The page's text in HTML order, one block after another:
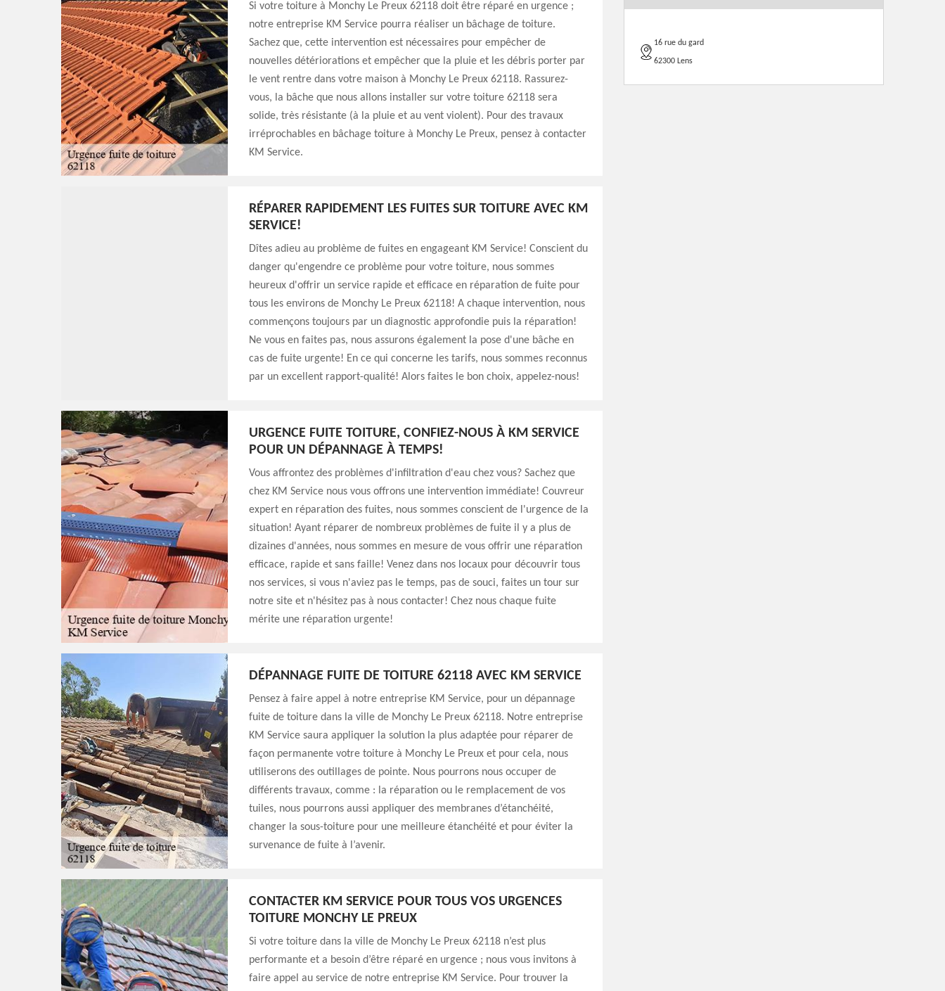
Si votre toiture à Monchy Le Preux 62118 doit être réparé en urgence ;
notre entreprise KM Service pourra réaliser un bâchage de toiture.
Sachez que, cette intervention est nécessaires pour empêcher de
nouvelles détériorations et empêcher que la pluie et les débris porter par
le vent rentre dans votre maison à Monchy Le Preux 62118. Rassurez-
vous, la bâche que nous allons installer sur votre toiture 62118 sera
solide, très résistante (à la pluie et au vent violent). Pour des travaux
irréprochables en bâchage toiture à Monchy Le Preux, pensez à contacter
KM Service.
RÉPARER RAPIDEMENT LES FUITES SUR TOITURE AVEC KM
SERVICE!
Dîtes adieu au problème de fuites en engageant KM Service! Conscient du
danger qu'engendre ce problème pour votre toiture, nous sommes
heureux d'offrir un service rapide et efficace en réparation de fuite pour
tous les environs de Monchy Le Preux 62118! A chaque intervention, nous
commençons toujours par un diagnostic approfondie puis la réparation!
Ne vous en faites pas, nous assurons également la pose d'une bâche en
cas de fuite urgente! En ce qui concerne les tarifs, nous sommes reconnus
par un excellent rapport-qualité! Alors faites le bon choix, appelez-nous!
URGENCE FUITE TOITURE, CONFIEZ-NOUS À KM SERVICE
POUR UN DÉPANNAGE À TEMPS!
Vous affrontez des problèmes d'infiltration d'eau chez vous? Sachez que
chez KM Service nous vous offrons une intervention immédiate! Couvreur
expert en réparation des fuites, nous sommes conscient de l'urgence de la
situation! Ayant réparer de nombreux problèmes de fuite il y a plus de
dizaines d'années, nous sommes en mesure de vous offrir une réparation
efficace, rapide et sans faille! Venez dans nos locaux pour découvrir tous
nos services, si vous n'aviez pas le temps, pas de souci, faites un tour sur
notre site et n'hésitez pas à nous contacter! Chez nous chaque fuite
mérite une réparation urgente!
DÉPANNAGE FUITE DE TOITURE 62118 AVEC KM SERVICE
Pensez à faire appel à notre entreprise KM Service, pour un dépannage
fuite de toiture dans la ville de Monchy Le Preux 62118. Notre entreprise
KM Service saura appliquer la solution la plus adaptée pour réparer de
façon permanente votre toiture à Monchy Le Preux et pour cela, nous
utiliserons des outillages de pointe. Nous pourrons nous occuper de
différents travaux, comme : la réparation ou le remplacement de vos
tuiles, nous pourrons aussi appliquer des membranes d’étanchéité,
changer la sous-toiture pour une meilleure étanchéité et pour éviter la
survenance de fuite à l’avenir.
CONTACTER KM SERVICE POUR TOUS VOS URGENCES
TOITURE MONCHY LE PREUX
Si votre toiture dans la ville de Monchy Le Preux 62118 n’est plus
performante et a besoin d’être réparé en urgence ; nous vous invitons à
faire appel au service de notre entreprise KM Service. Pour trouver la
16 rue du gard
62300 Lens